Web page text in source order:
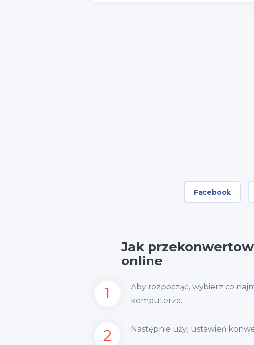
Facebook
Jak
online
1
Aby rozpocząć, wybierz co
komputerze.
2 Następnie użyj ustawień